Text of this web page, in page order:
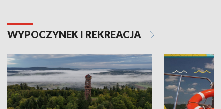
WYPOCZYNEK I REKREACJA